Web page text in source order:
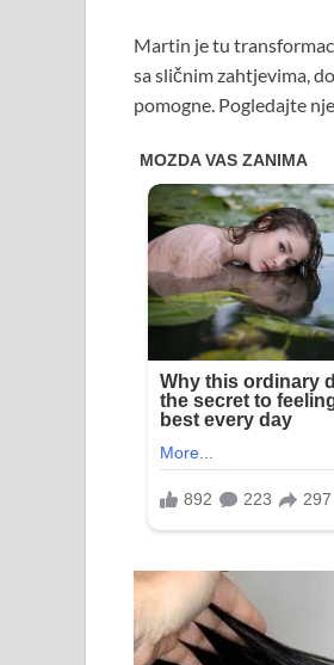
Martin je tu
sa sličnim zahtjevima,
pomogne. Pogledajte